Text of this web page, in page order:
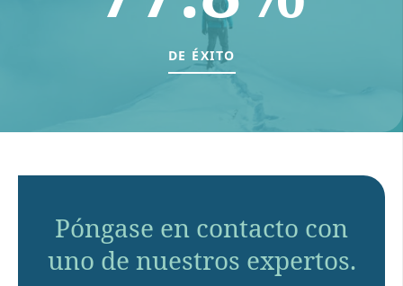
DE ÉXITO
Póngase en contacto con
uno de nuestros expertos.